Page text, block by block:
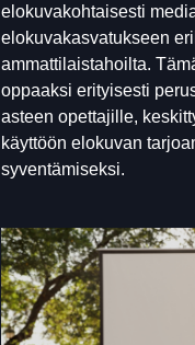
elokuvakohtaisesti
elokuvakasvatukseen
ammattilaistahoilta.
oppaaksi erityisesti
asteen opettajille,
käyttöön elokuvan
syventämiseksi.